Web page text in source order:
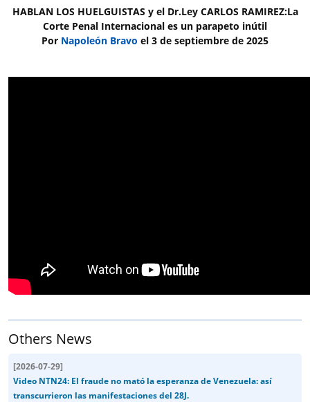
HABLAN LOS HUELGUISTAS y el Dr.Ley CARLOS RAMIREZ:La
Corte Penal Internacional es un parapeto inútil
Por Napoleón Bravo el 3 de septiembre de 2025
Others News
[2026-07-29]
Video NTN24: El fraude no mató la esperanza de Venezuela: así
transcurrieron las manifestaciones del 28J.